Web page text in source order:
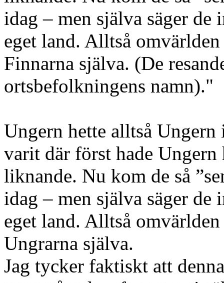
idag – men själva säger
eget land. Alltså
Finnarna själva. (De
ortsbefolkningens namn)."
Ungern hette alltså
varit där först hade
liknande. Nu kom de så
idag – men själva säger de
eget land. Alltså
Ungrarna själva.
Jag tycker faktiskt att